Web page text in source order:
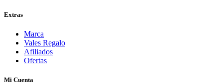
Extras
Marca
Vales Regalo
Afiliados
Ofertas
Mi Cuenta